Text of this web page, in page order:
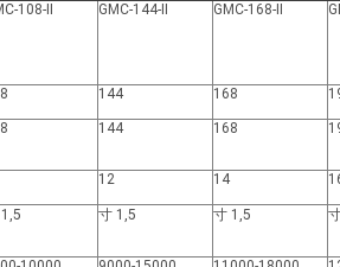
108-II GMC-144-II GMC-168-II
144 168
144 168
12 14
寸 1,5 寸 1,5